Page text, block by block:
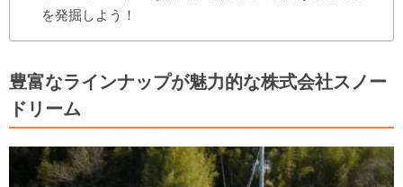
を発掘しよう！
豊富なラインナップが魅力的な株式会社スノー
ドリーム